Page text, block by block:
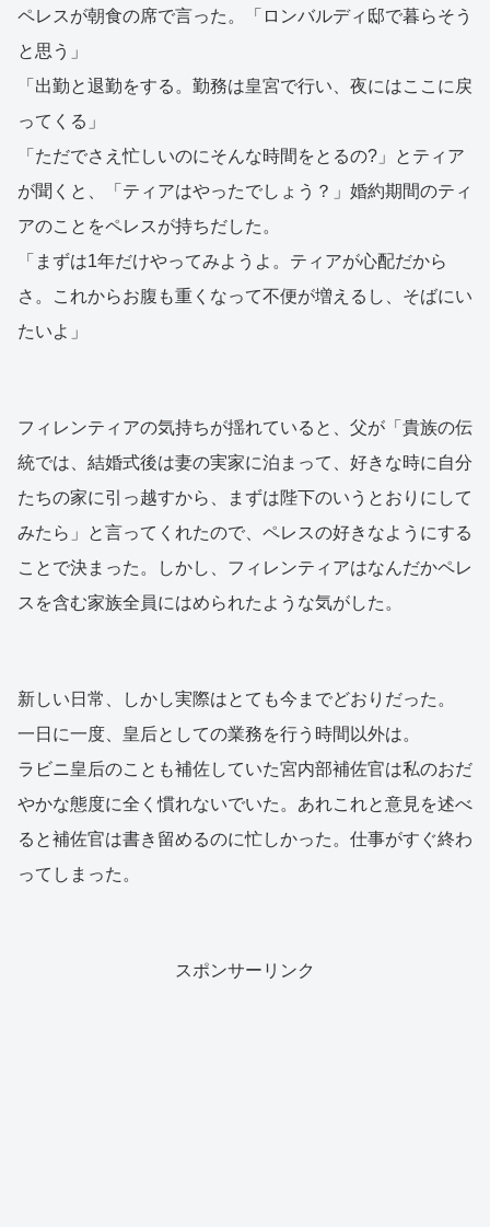
ペレスが朝食の席で言った。「ロンバルディ邸で暮らそう
と思う」
「出勤と退勤をする。勤務は皇宮で行い、夜にはここに戻
ってくる」
「ただでさえ忙しいのにそんな時間をとるの?」とティア
が聞くと、「ティアはやったでしょう？」婚約期間のティ
アのことをペレスが持ちだした。
「まずは1年だけやってみようよ。ティアが心配だから
さ。これからお腹も重くなって不便が増えるし、そばにい
たいよ」
フィレンティアの気持ちが揺れていると、父が「貴族の伝
統では、結婚式後は妻の実家に泊まって、好きな時に自分
たちの家に引っ越すから、まずは陛下のいうとおりにして
みたら」と言ってくれたので、ペレスの好きなようにする
ことで決まった。しかし、フィレンティアはなんだかペレ
スを含む家族全員にはめられたような気がした。
新しい日常、しかし実際はとても今までどおりだった。
一日に一度、皇后としての業務を行う時間以外は。
ラビニ皇后のことも補佐していた宮内部補佐官は私のおだ
やかな態度に全く慣れないでいた。あれこれと意見を述べ
ると補佐官は書き留めるのに忙しかった。仕事がすぐ終わ
ってしまった。
スポンサーリンク